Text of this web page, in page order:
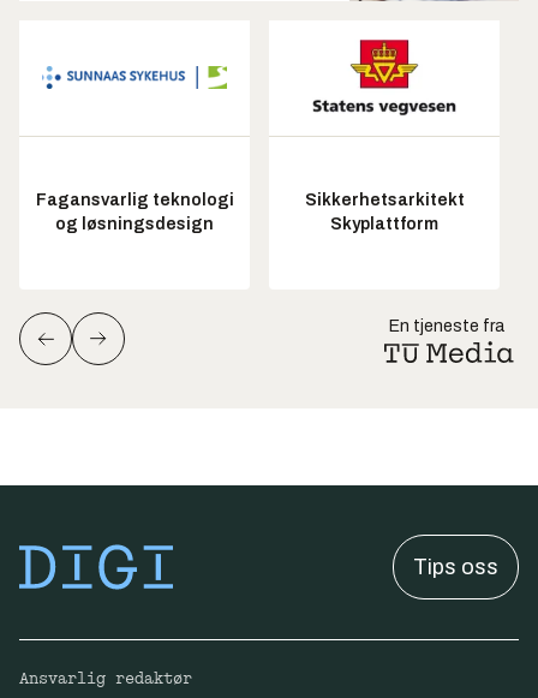
Fagansvarlig teknologi
og løsningsdesign
Sikkerhetsarkitekt
Skyplattform
En tjeneste fra
Tips oss
Ansvarlig redaktør